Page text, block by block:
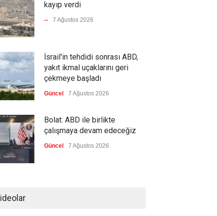
kayıp verdi
-- 7 Ağustos 2026
İsrail'in tehdidi sonrası ABD,
yakıt ikmal uçaklarını geri
çekmeye başladı
Güncel 7 Ağustos 2026
Bolat: ABD ile birlikte
çalışmaya devam edeceğiz
Güncel 7 Ağustos 2026